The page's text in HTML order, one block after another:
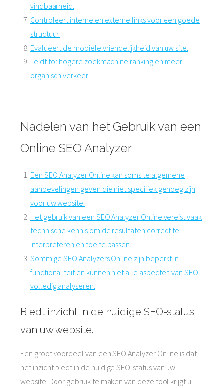
vindbaarheid.
Controleert interne en externe links voor een goede
structuur.
Evalueert de mobiele vriendelijkheid van uw site.
Leidt tot hogere zoekmachine ranking en meer
organisch verkeer.
Nadelen van het Gebruik van een
Online SEO Analyzer
Een SEO Analyzer Online kan soms te algemene
aanbevelingen geven die niet specifiek genoeg zijn
voor uw website.
Het gebruik van een SEO Analyzer Online vereist vaak
technische kennis om de resultaten correct te
interpreteren en toe te passen.
Sommige SEO Analyzers Online zijn beperkt in
functionaliteit en kunnen niet alle aspecten van SEO
volledig analyseren.
Biedt inzicht in de huidige SEO-status
van uw website.
Een groot voordeel van een SEO Analyzer Online is dat
het inzicht biedt in de huidige SEO-status van uw
website. Door gebruik te maken van deze tool krijgt u